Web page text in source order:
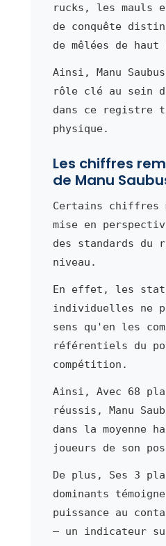
rucks, les mauls
de conquête
de mêlées de haut
Ainsi, Manu
rôle clé au sein
dans ce registre
physique.
Les chiffres
de Manu
Certains chiffres
mise en
des standards du
niveau.
En effet, les
individuelles ne
sens qu'en les
référentiels du
compétition.
Ainsi, Avec 68
réussis, Manu
dans la moyenne
joueurs de son
De plus, Ses 3
dominants
puissance au
— un indicateur